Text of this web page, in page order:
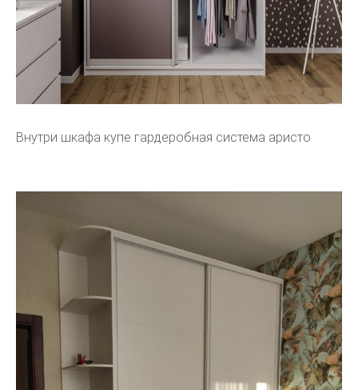
Внутри шкафа купе гардеробная система аристо